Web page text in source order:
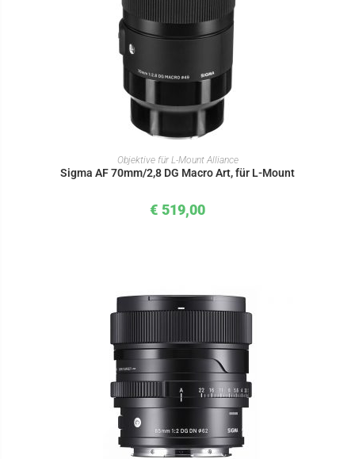
IN DEN WARENKORB
Objektive für L-Mount Alliance
Sigma AF 70mm/2,8 DG Macro Art, für L-Mount
€ 519,00